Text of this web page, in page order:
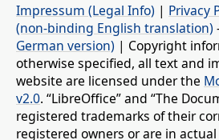
Impressum (Legal Info) | Privacy
(non-binding English translation)
German version) | Copyright
otherwise specified, all text and
website are licensed under the
v2.0. “LibreOffice” and “The
registered trademarks of their
registered owners or are in